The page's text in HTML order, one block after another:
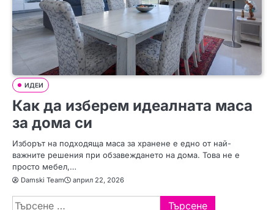
ИДЕИ
Как да изберем идеалната маса
за дома си
Изборът на подходяща маса за хранене е едно от най-
важните решения при обзавеждането на дома. Това не е
просто мебел,…
Damski Team април 22, 2026
Търсене